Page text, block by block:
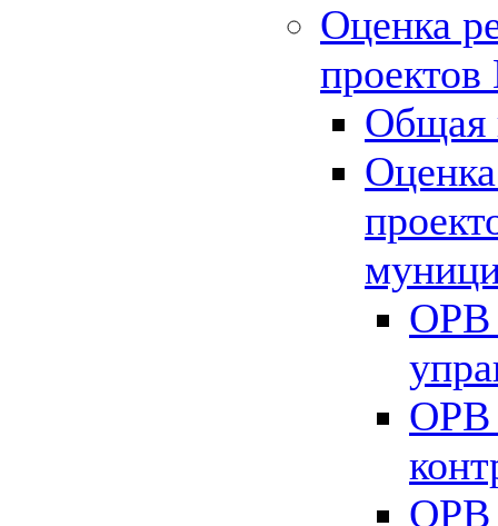
Оценка
Общая
ОРВ
ОРВ
ОРВ